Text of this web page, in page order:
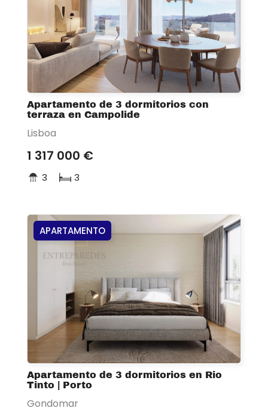
Apartamento de 3 dormitorios con
terraza en Campolide
Lisboa
1 317 000 €
3 3
APARTAMENTO
Apartamento de 3 dormitorios en Rio
Tinto | Porto
Gondomar